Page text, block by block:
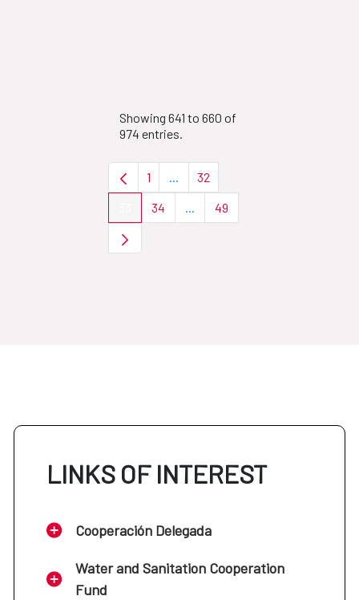
Showing 641 to 660 of
974 entries.
Page
1 ...Intermediate Pages Use TAB to
Page
32
Page Page
34 ...Intermediate Pages Use TAB
Page
49
LINKS OF INTEREST
Cooperación Delegada
Water and Sanitation Cooperation
Fund